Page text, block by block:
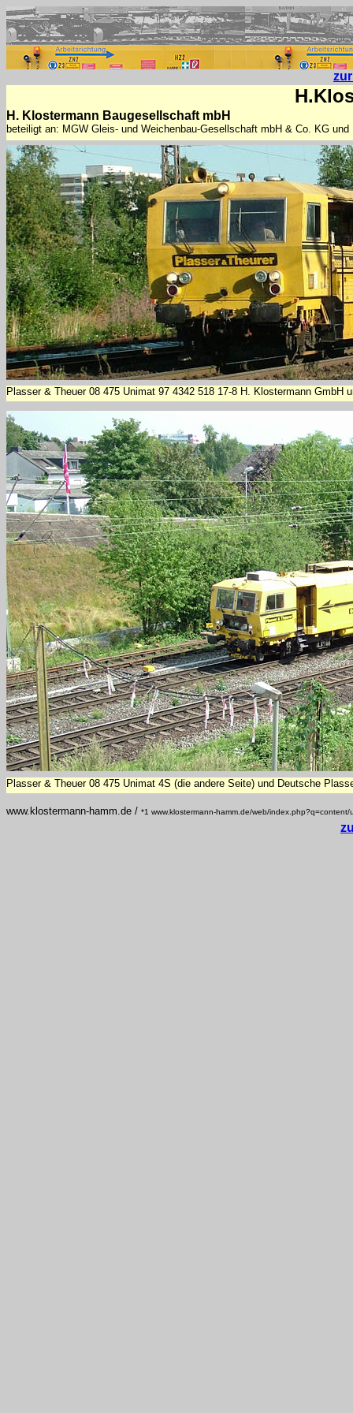
H. Klostermann Baugesellschaft mbH
beteiligt an: MGW Gleis- und Weichenbau-Gesellschaft mbH & Co. KG
Plasser & Theuer 08 475 Unimat 97 4342 518 17-8 H. Klostermann
Plasser & Theuer 08 475 Unimat 4S (die andere Seite) und Deutsche
www.klostermann-hamm.de / *1 www.klostermann-hamm.de/web/